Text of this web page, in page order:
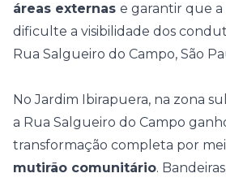
áreas externas e garantir que
dificulte a visibilidade dos
Rua Salgueiro do Campo, São
No Jardim Ibirapuera, na zona
a Rua Salgueiro do Campo
transformação completa por
mutirão comunitário.